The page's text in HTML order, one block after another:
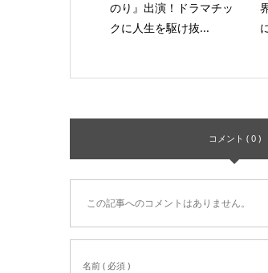
のり』出演！ドラマチッ
クに人生を駆け抜...
コメント ( 0 )
この記事へのコメントはありません。
名前 ( 必須 )